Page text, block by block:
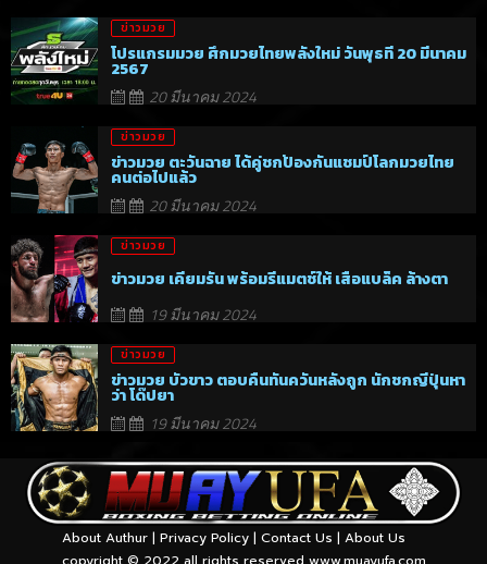
ข่าวมวย
โปรแกรมมวย ศึกมวยไทยพลังใหม่ วันพุธที่ 20 มีนาคม
2567
20 มีนาคม 2024
ข่าวมวย
ข่าวมวย ตะวันฉาย ได้คู่ชกป้องกันแชมป์โลกมวยไทย
คนต่อไปแล้ว
20 มีนาคม 2024
ข่าวมวย
ข่าวมวย เคียมรัน พร้อมรีแมตช์ให้ เสือแบล็ค ล้างตา
19 มีนาคม 2024
ข่าวมวย
ข่าวมวย บัวขาว ตอบคืนทันควันหลังถูก นักชกญี่ปุ่นหา
ว่า โด๊ปยา
19 มีนาคม 2024
About Authur| Privacy Policy| Contact Us | About Us